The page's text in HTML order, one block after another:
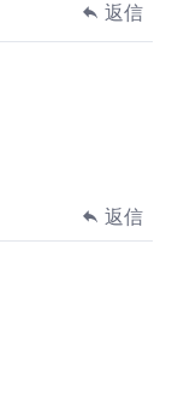
返信
返信